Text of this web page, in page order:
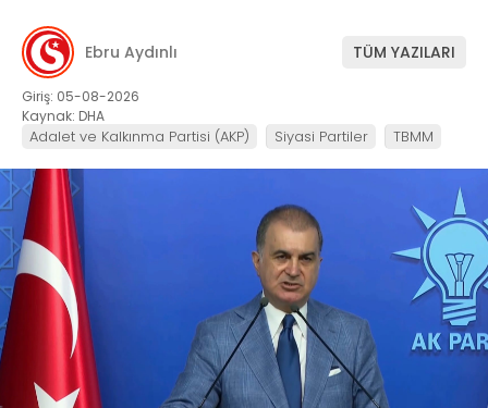
Ebru Aydınlı TÜM YAZILARI
Giriş: 05-08-2026
Kaynak: DHA
Adalet ve Kalkınma Partisi (AKP) Siyasi Partiler TBMM